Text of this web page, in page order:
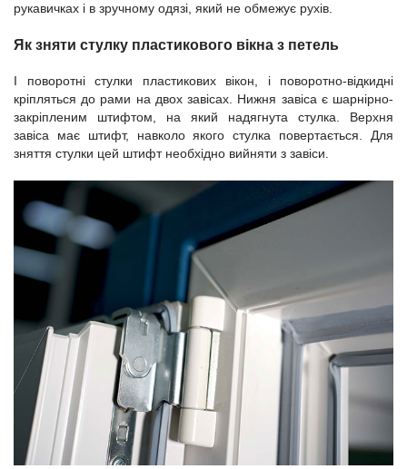
рукавичках і в зручному одязі, який не обмежує рухів.
Як зняти стулку пластикового вікна з петель
І поворотні стулки пластикових вікон, і поворотно-відкидні
кріпляться до рами на двох завісах. Нижня завіса є шарнірно-
закріпленим штифтом, на який надягнута стулка. Верхня
завіса має штифт, навколо якого стулка повертається. Для
зняття стулки цей штифт необхідно вийняти з завіси.